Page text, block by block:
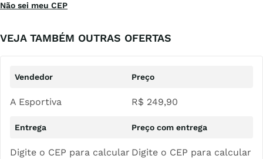
Não sei meu CEP
VEJA TAMBÉM OUTRAS OFERTAS
A Esportiva R$ 249,90
Digite o CEP para calcular Digite o CEP para calcular